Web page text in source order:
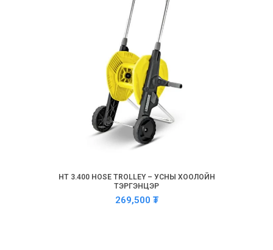
HT 3.400 HOSE TROLLEY – УСНЫ ХООЛОЙН
ТЭРГЭНЦЭР
269,500 ₮